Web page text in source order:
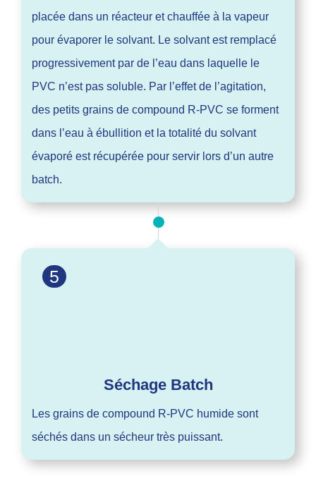
placée dans un réacteur et chauffée à la vapeur
pour évaporer le solvant. Le solvant est remplacé
progressivement par de l’eau dans laquelle le
PVC n’est pas soluble. Par l’effet de l’agitation,
des petits grains de compound R-PVC se forment
dans l’eau à ébullition et la totalité du solvant
évaporé est récupérée pour servir lors d’un autre
batch.
5
Séchage Batch
Les grains de compound R-PVC humide sont
séchés dans un sécheur très puissant.